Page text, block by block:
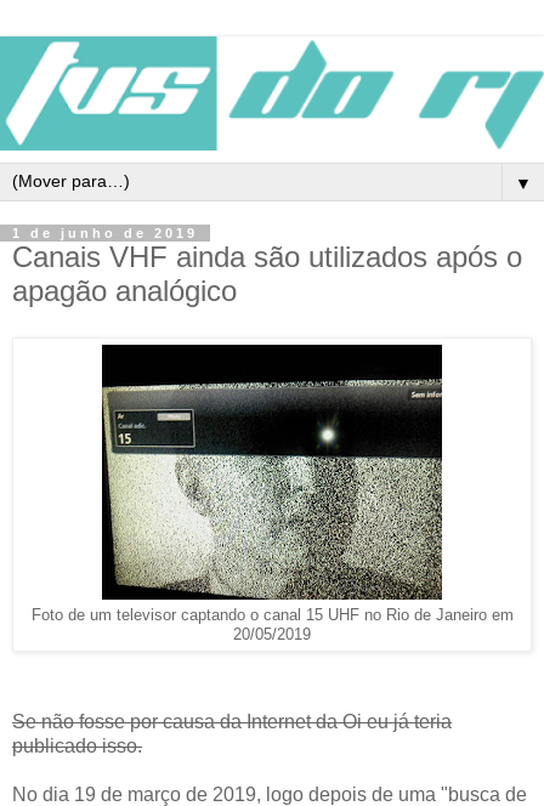
▼
1 de junho de 2019
Canais VHF ainda são utilizados após o
apagão analógico
Foto de um televisor captando o canal 15 UHF no Rio de Janeiro em
20/05/2019
Se não fosse por causa da Internet da Oi eu já teria
publicado isso.
No dia 19 de março de 2019, logo depois de uma "busca de